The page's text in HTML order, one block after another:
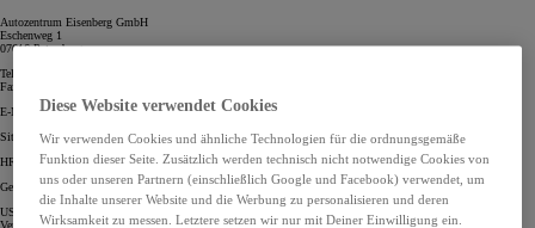
Autozentrum Eisenberg GmbH
Eschenweg 1
07616 Petersberg
Tel: 036691 / 7790
Fax: 036691 / 77926
E-Mail:info@autozentrum-eisenberg.de
Sitz der Gesellschaft: Petersberg
HRB 514465
Geschäftsführung: Roberto Hollstein
USt.-ID-Nr.: DE317564143
Vermittler-Nr.: 46315RB
Diese Website verwendet Cookies
Wir verwenden Cookies und ähnliche Technologien für die ordnungsgemäße
Funktion dieser Seite. Zusätzlich werden technisch nicht notwendige Cookies von
uns oder unseren Partnern (einschließlich Google und Facebook) verwendet, um
die Inhalte unserer Website und die Werbung zu personalisieren und deren
Wirksamkeit zu messen. Letztere setzen wir nur mit Deiner Einwilligung ein.